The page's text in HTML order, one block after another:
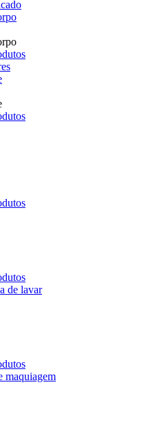
de lavar
maquiagem